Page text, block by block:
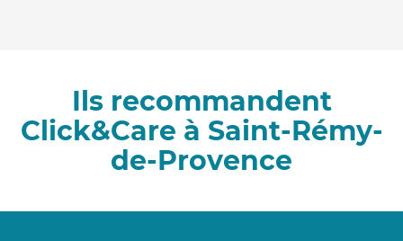
Ils recommandent
Click&Care à Saint-Rémy-
de-Provence